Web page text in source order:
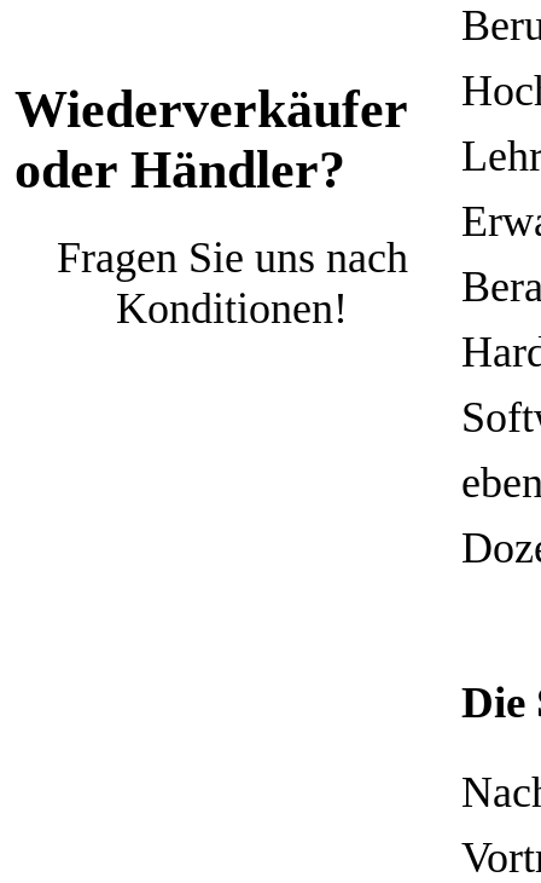
Wiederverkäufer
oder Händler?
Fragen Sie uns nach
Konditionen!
Die